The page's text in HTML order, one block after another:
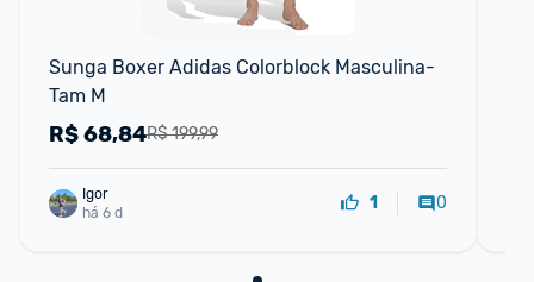
Sunga Boxer Adidas Colorblock Masculina-
Tam M
R$ 199,99
R$68,84
Igor
há 6 d
1 0